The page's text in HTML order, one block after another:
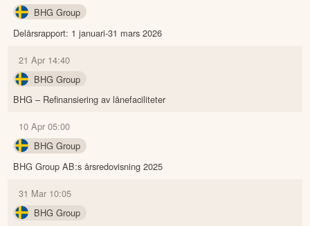
BHG Group
Delårsrapport: 1 januari-31 mars 2026
21 Apr 14:40
BHG Group
BHG – Refinansiering av lånefaciliteter
10 Apr 05:00
BHG Group
BHG Group AB:s årsredovisning 2025
31 Mar 10:05
BHG Group